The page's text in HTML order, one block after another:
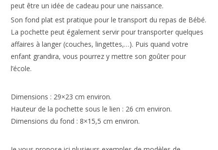
peut être un idée de cadeau pour une naissance.
Son fond plat est pratique pour le transport du repas de Bébé.
La pochette peut également servir pour transporter quelques
affaires à langer (couches, lingettes,…). Puis quand votre
enfant grandira, vous pourrez y mettre son goûter pour
l’école.
Dimensions : 29×23 cm environ.
Hauteur de la pochette sous le lien : 26 cm environ.
Dimensions du fond : 8×15,5 cm environ.